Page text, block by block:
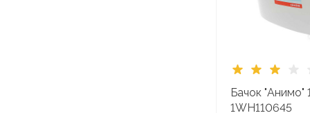
Бачок "Анимо"
1WH110645